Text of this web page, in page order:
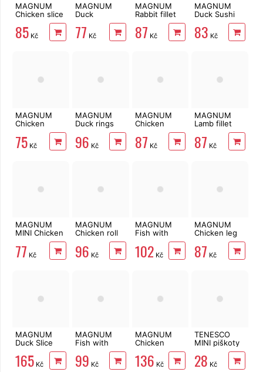
MAGNUM
Chicken slice
soft 250 g
85 Kč
MAGNUM
Duck
sandwich
250 g
77 Kč
MAGNUM
Rabbit fillet
87 Kč
MAGNUM
Duck Sushi
83 Kč
MAGNUM
Chicken
Sandwich
250 g
75 Kč
MAGNUM
Duck rings
soft 250 g
96 Kč
MAGNUM
Chicken
chips soft
250 g
87 Kč
MAGNUM
Lamb fillet
87 Kč
MAGNUM
MINI Chicken
sandwich
250 g
77 Kč
MAGNUM
Chicken roll
on Rawhide
stick 250 g
96 Kč
MAGNUM
Fish with
Duck wrap
250 g
102 Kč
MAGNUM
Chicken leg
87 Kč
MAGNUM
Duck Slice
soft 500 g
165 Kč
MAGNUM
Fish with
Chicken wrap
250 g
99 Kč
MAGNUM
Chicken
Sandwich
500 g
136 Kč
TENESCO
MINI piškoty
pro psy 120 g
28 Kč